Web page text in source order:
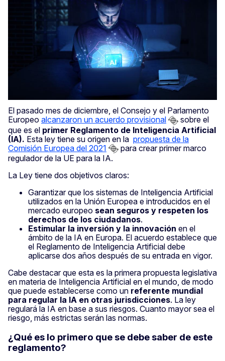
El pasado mes de diciembre, el Consejo y el Parlamento
Europeo alcanzaron un acuerdo provisional
sobre el
que es el primer Reglamento de Inteligencia Artificial
(IA). Esta ley tiene su origen en la propuesta de la
Comisión Europea del 2021
para crear primer marco
regulador de la UE para la IA.
La Ley tiene dos objetivos claros:
Garantizar que los sistemas de Inteligencia Artificial
utilizados en la Unión Europea e introducidos en el
mercado europeo sean seguros y respeten los
derechos de los ciudadanos.
Estimular la inversión y la innovación en el
ámbito de la IA en Europa. El acuerdo establece que
el Reglamento de Inteligencia Artificial debe
aplicarse dos años después de su entrada en vigor.
Cabe destacar que esta es la primera propuesta legislativa
en materia de Inteligencia Artificial en el mundo, de modo
que puede establecerse como un referente mundial
para regular la IA en otras jurisdicciones. La ley
regulará la IA en base a sus riesgos. Cuanto mayor sea el
riesgo, más estrictas serán las normas.
¿Qué es lo primero que se debe saber de este
reglamento?